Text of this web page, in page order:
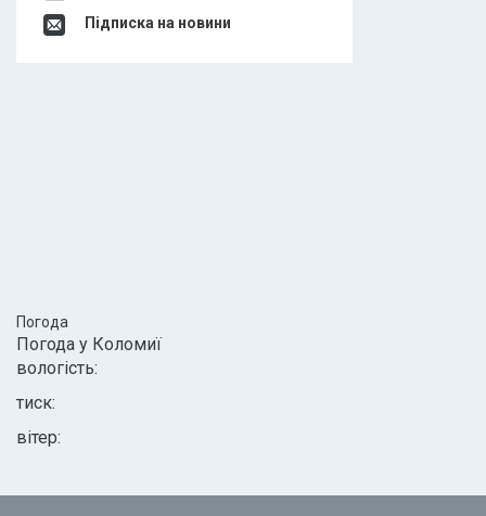
Підписка на новини
Погода
Погода у Коломиї
вологість:
тиск:
вітер: